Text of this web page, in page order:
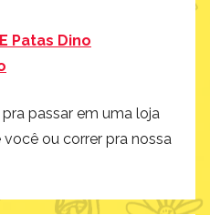
Patas Dino
passar em uma loja
ou correr pra nossa